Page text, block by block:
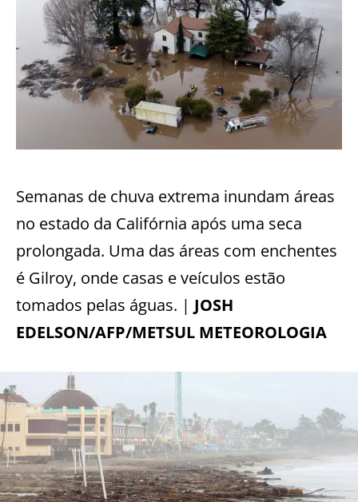
Semanas de chuva extrema inundam áreas
no estado da Califórnia após uma seca
prolongada. Uma das áreas com enchentes
é Gilroy, onde casas e veículos estão
tomados pelas águas. | JOSH
EDELSON/AFP/METSUL METEOROLOGIA